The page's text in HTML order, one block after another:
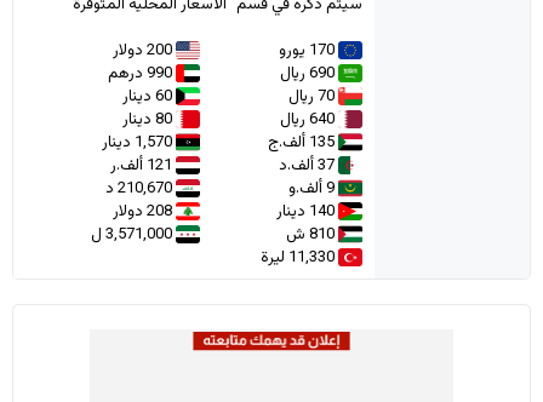
170 يورو
200 دولار
690 ريال
990 درهم
70 ريال
60 دينار
640 ريال
80 دينار
135 ألف.ج
1,570 دينار
37 ألف.د
121 ألف.ر
9 ألف.و
210,670 د
140 دينار
208 دولار
810 ش
3,571,000 ل
11,330 ليرة